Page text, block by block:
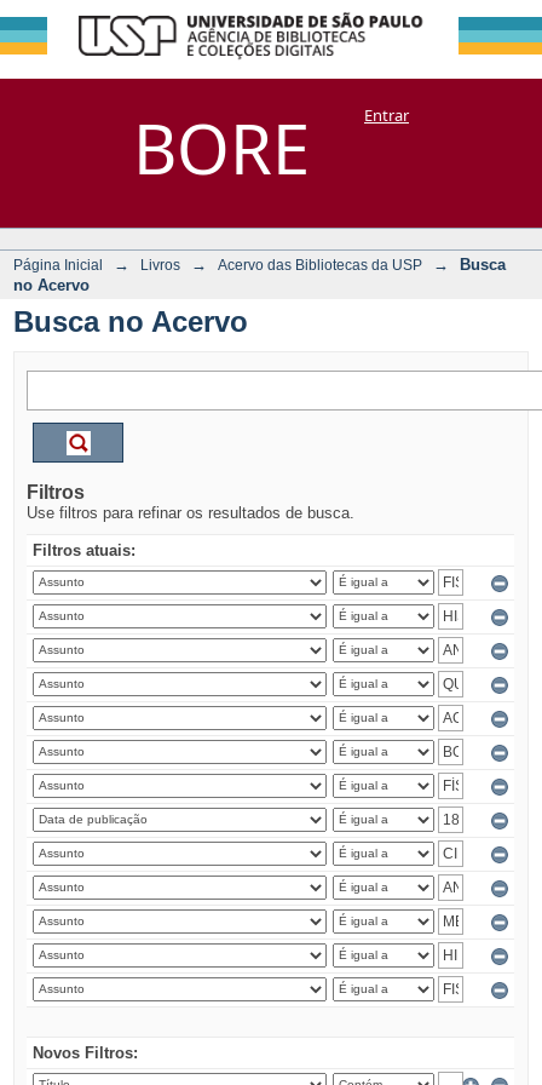
BORE
Busca no Acervo
DSpace/Manakin + CoriscoEntrar
Página Inicial → Livros → Acervo das Bibliotecas da USP →
Busca
no Acervo
Busca no Acervo
Filtros
Use filtros para refinar os resultados de busca.
Filtros atuais:
Novos Filtros: